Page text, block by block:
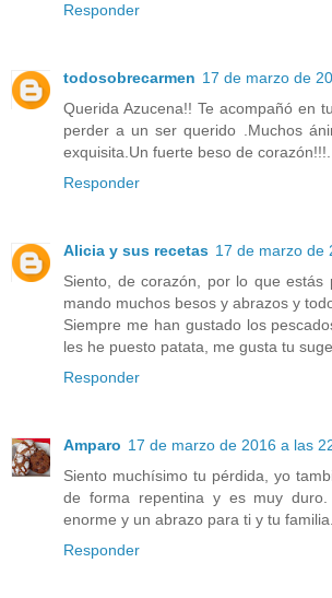
Responder
todosobrecarmen 17 de marzo de
Querida Azucena!! Te acompañó en
perder a un ser querido .Muchos
exquisita.Un fuerte beso de corazón!!!.
Responder
Alicia y sus recetas 17 de marzo de
Siento, de corazón, por lo que estás
mando muchos besos y abrazos y
Siempre me han gustado los
les he puesto patata, me gusta tu
Responder
Amparo 17 de marzo de 2016 a las
Siento muchísimo tu pérdida, yo
de forma repentina y es muy
enorme y un abrazo para ti y tu familia.
Responder